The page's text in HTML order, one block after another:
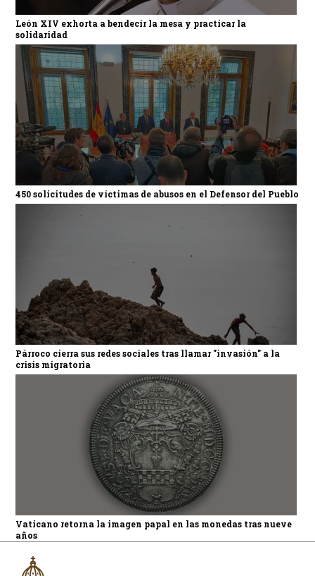
León XIV exhorta a bendecir la mesa y practicar la
solidaridad
450 solicitudes de víctimas de abusos en el Defensor del Pueblo
Párroco cierra sus redes sociales tras llamar "invasión" a la
crisis migratoria
Vaticano retorna la imagen papal en las monedas tras nueve
años